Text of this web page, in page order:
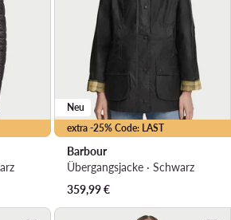
extra -25% Code: LAST
Neu
Barbour
Übergangsjacke · Schwarz
359,99€